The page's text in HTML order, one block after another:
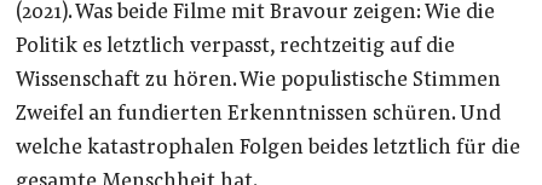
(2021). Was beide Filme mit Bravour zeigen: Wie die
Politik es letztlich verpasst, rechtzeitig auf die
Wissenschaft zu hören. Wie populistische Stimmen
Zweifel an fundierten Erkenntnissen schüren. Und
welche katastrophalen Folgen beides letztlich für die